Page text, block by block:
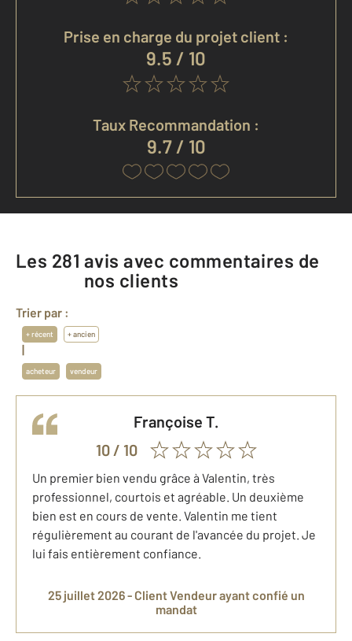
Prise en charge du projet client :
9.5 / 10
Taux Recommandation :
9.7 / 10
Les 281 avis avec commentaires de
nos clients
Trier par :
+ récent + ancien
|
acheteur vendeur
Françoise T.
10/ 10
Un premier bien vendu grâce à Valentin, très
professionnel, courtois et agréable. Un deuxième
bien est en cours de vente. Valentin me tient
régulièrement au courant de l'avancée du projet. Je
lui fais entièrement confiance.
25 juillet 2026 - Client Vendeurayant confié un
mandat